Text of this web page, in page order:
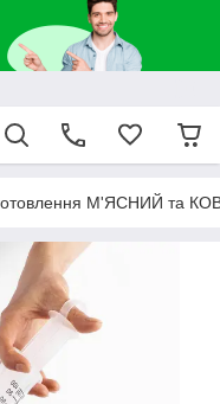
М'ЯСНИЙ та